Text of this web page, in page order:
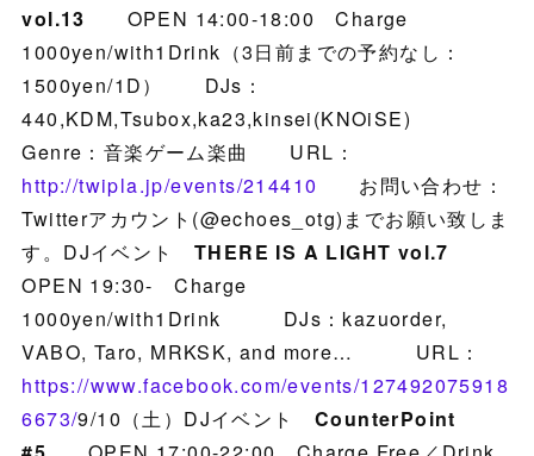
vol.13 OPEN 14:00-18:00 Charge
1000yen/with1Drink（3日前までの予約なし：
1500yen/1D） DJs：
440,KDM,Tsubox,ka23,kinsei(KNOiSE)
Genre：音楽ゲーム楽曲 URL：
http://twipla.jp/events/214410
お問い合わせ：
Twitterアカウント(@echoes_otg)までお願い致しま
す。DJイベント THERE IS A LIGHT vol.7
OPEN 19:30- Charge
1000yen/with1Drink DJs：kazuorder,
VABO, Taro, MRKSK, and more… URL：
https://www.facebook.com/events/127492075918
6673/9/10（土）DJイベント CounterPoint